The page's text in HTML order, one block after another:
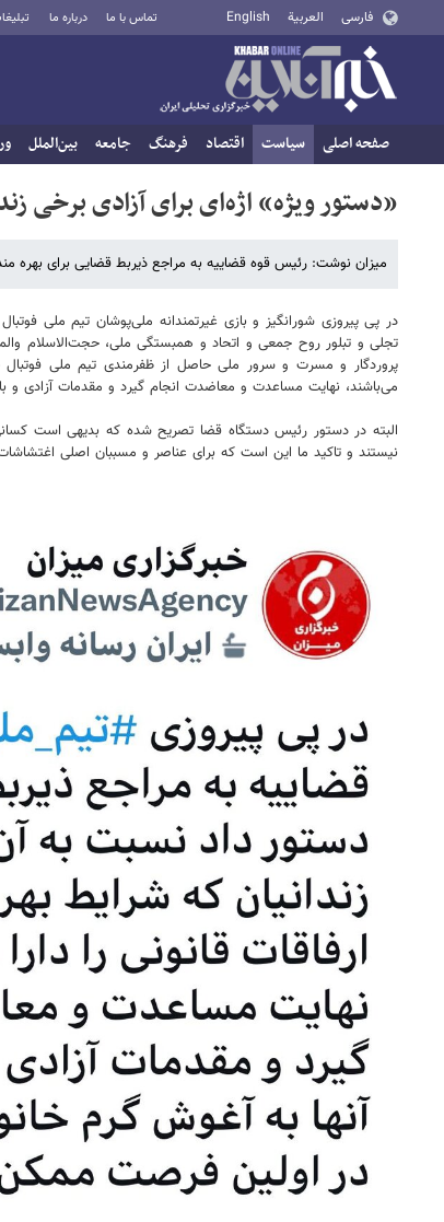
فارسی العربية English تماس با ما درباره ما
صفحه اصلی سیاست اقتصاد فرهنگ جامعه بین‌الملل
«دستور ویژه» اژه‌ای برای آزادی برخی
میزان نوشت: رئیس قوه قضاییه به مراجع ذیربط قضایی برای بهره
در پی پیروزی شورانگیز و بازی غیرتمندانه ملی‌پوشان تیم ملی
تجلی و تبلور روح جمعی و اتحاد و همبستگی ملی، حجت‌الاسلام
پروردگار و مسرت و سرور ملی حاصل از ظفرمندی تیم ملی فوتبال
می‌باشند، نهایت مساعدت و معاضدت انجام گیرد و مقدمات آزادی
البته در دستور رئیس دستگاه قضا تصریح شده که بدیهی است
نیستند و تاکید ما این است که برای عناصر و مسببان اصلی